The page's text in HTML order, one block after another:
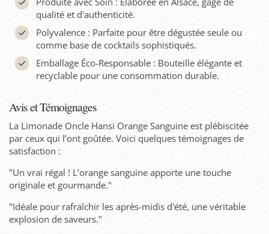
qualité et d'authenticité.
Polyvalence : Parfaite pour être dégustée seule ou
comme base de cocktails sophistiqués.
Emballage Éco-Responsable : Bouteille élégante et
recyclable pour une consommation durable.
Avis et Témoignages
La Limonade Oncle Hansi Orange Sanguine est plébiscitée
par ceux qui l’ont goûtée. Voici quelques témoignages de
satisfaction :
"Un vrai régal ! L’orange sanguine apporte une touche
originale et gourmande."
"Idéale pour rafraîchir les après-midis d'été, une véritable
explosion de saveurs."